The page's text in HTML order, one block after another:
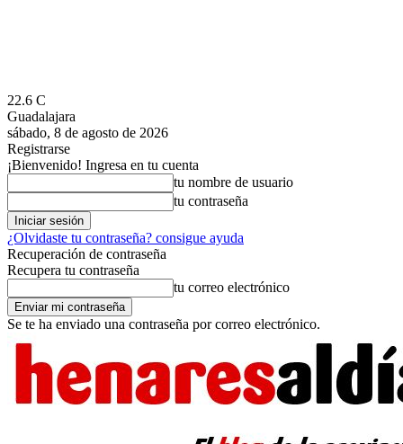
22.6 C
Guadalajara
sábado, 8 de agosto de 2026
Registrarse
¡Bienvenido! Ingresa en tu cuenta
tu nombre de usuario
tu contraseña
¿Olvidaste tu contraseña? consigue ayuda
Recuperación de contraseña
Recupera tu contraseña
tu correo electrónico
Se te ha enviado una contraseña por correo electrónico.